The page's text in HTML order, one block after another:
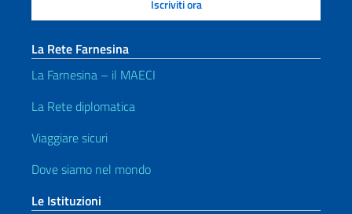
La Rete Farnesina
La Farnesina – il MAECI
La Rete diplomatica
Viaggiare sicuri
Dove siamo nel mondo
Le Istituzioni